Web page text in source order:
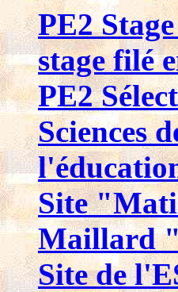
PE2
stage filé
PE2
Sciences
Site
Maillard
Site de